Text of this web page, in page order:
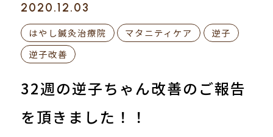
2020.12.03
はやし鍼灸治療院 マタニティケア
逆子
逆子改善
32週の逆子ちゃん改善のご報告
を頂きました！！